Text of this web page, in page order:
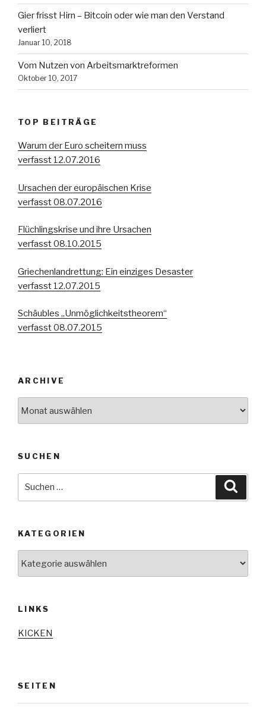
Gier frisst Hirn – Bitcoin oder wie man den Verstand
verliert
Januar 10, 2018
Vom Nutzen von Arbeitsmarktreformen
Oktober 10, 2017
TOP BEITRÄGE
Warum der Euro scheitern muss
verfasst 12.07.2016
Ursachen der europäischen Krise
verfasst 08.07.2016
Flüchlingskrise und ihre Ursachen
verfasst 08.10.2015
Griechenlandrettung: Ein einziges Desaster
verfasst 12.07.2015
Schäubles „Unmöglichkeitstheorem“
verfasst 08.07.2015
ARCHIVE
SUCHEN
KATEGORIEN
LINKS
KICKEN
SEITEN